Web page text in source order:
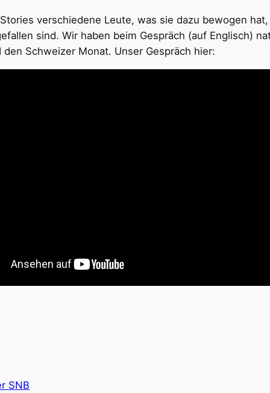
verschiedene Leute, was sie dazu bewogen
sind. Wir haben beim Gespräch (auf Englisch)
Schweizer Monat. Unser Gespräch hier:
SNB